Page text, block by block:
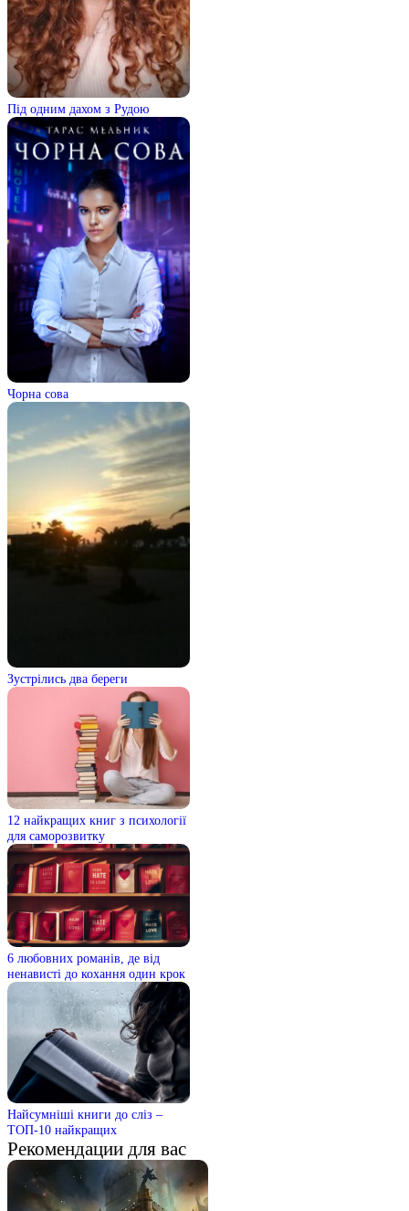
Під одним дахом з Рудою
Чорна сова
Зустрілись два береги
12 найкращих книг з психології
для саморозвитку
6 любовних романів, де від
ненависті до кохання один крок
Найсумніші книги до сліз –
ТОП-10 найкращих
Рекомендации для вас